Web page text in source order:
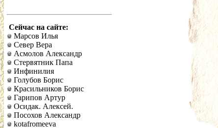
Сейчас на сайте:
Марсов Илья
Север Вера
Асмолов Александр
Стервятник Папа
Инфинилия
Голубов Борис
Красильников Борис
Гарипов Артур
Осидак. Алексей.
Посохов Александр
kotafromeeva